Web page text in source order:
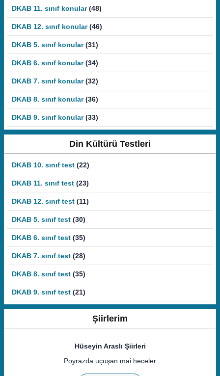
DKAB 11. sınıf konular (48)
DKAB 12. sınıf konular (46)
DKAB 5. sınıf konular (31)
DKAB 6. sınıf konular (34)
DKAB 7. sınıf konular (32)
DKAB 8. sınıf konular (36)
DKAB 9. sınıf konular (33)
Din Kültürü Testleri
DKAB 10. sınıf test (22)
DKAB 11. sınıf test (23)
DKAB 12. sınıf test (11)
DKAB 5. sınıf test (30)
DKAB 6. sınıf test (35)
DKAB 7. sınıf test (28)
DKAB 8. sınıf test (35)
DKAB 9. sınıf test (21)
Şiirlerim
Hüseyin Araslı Şiirleri
Poyrazda uçuşan mai heceler